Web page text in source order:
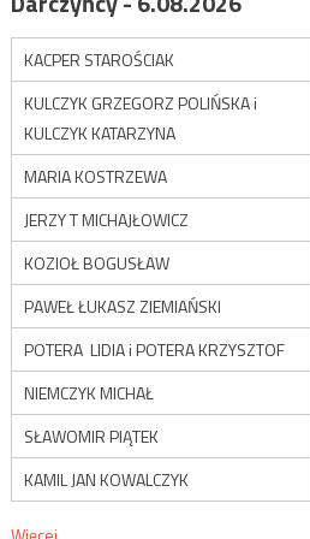
KACPER STAROŚCIAK
KULCZYK GRZEGORZ POLIŃSKA i
KULCZYK KATARZYNA
MARIA KOSTRZEWA
JERZY T MICHAJŁOWICZ
KOZIOŁ BOGUSŁAW
PAWEŁ ŁUKASZ ZIEMIAŃSKI
POTERA LIDIA i POTERA KRZYSZTOF
NIEMCZYK MICHAŁ
SŁAWOMIR PIĄTEK
KAMIL JAN KOWALCZYK